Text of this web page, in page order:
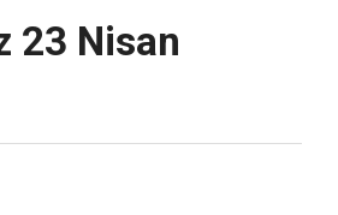
23 Nisan